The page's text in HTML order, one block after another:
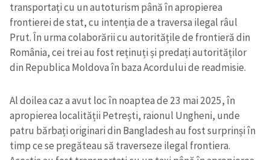
transportați cu un autoturism până în apropierea
frontierei de stat, cu intenția de a traversa ilegal râul
Prut. În urma colaborării cu autoritățile de frontieră din
România, cei trei au fost reținuți și predați autorităților
din Republica Moldova în baza Acordului de readmisie.
Al doilea caz a avut loc în noaptea de 23 mai 2025, în
apropierea localității Petrești, raionul Ungheni, unde
patru bărbați originari din Bangladesh au fost surprinși în
timp ce se pregăteau să traverseze ilegal frontiera.